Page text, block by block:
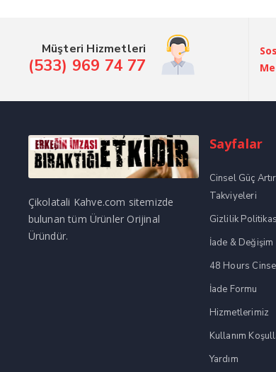
Müşteri Hizmetleri
(533) 969 74 77
Çikolatali Kahve.com sitemizde
bulunan tüm Ürünler Orijinal
Üründür.
Sayfalar
Cinsel Güç
Takviyeleri
Gizlilik
İade & Değişim
48 Hours
İade Formu
Hizmetlerimiz
Kullanım
Yardım